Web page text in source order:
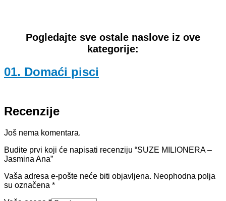
Pogledajte sve ostale naslove iz ove
kategorije:
01. Domaći pisci
Recenzije
Još nema komentara.
Budite prvi koji će napisati recenziju “SUZE MILIONERA –
Jasmina Ana”
Vaša adresa e-pošte neće biti objavljena. Neophodna polja
su označena *